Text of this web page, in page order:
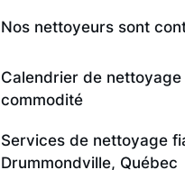
Nos nettoyeurs sont
Calendrier de
commodité
Services de nettoyage
Drummondville, Québec